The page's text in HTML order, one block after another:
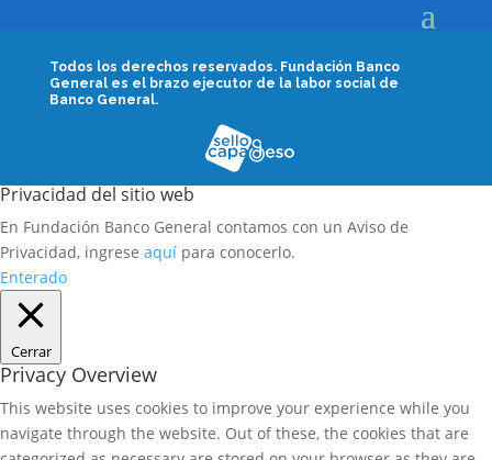
Todos los derechos reservados. Fundación Banco
General es el brazo ejecutor de la labor social de
Banco General.
Privacidad del sitio web
En Fundación Banco General contamos con un Aviso de
Privacidad, ingrese aquí para conocerlo.
Enterado
Cerrar
Privacy Overview
This website uses cookies to improve your experience while you
navigate through the website. Out of these, the cookies that are